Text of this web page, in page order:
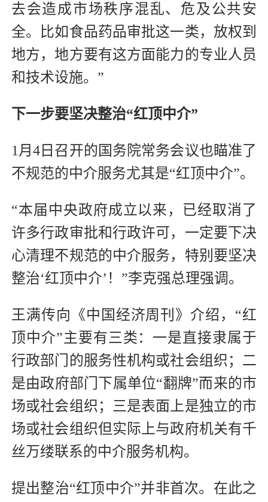
去会造成市场秩序混乱、危及公共安
全。比如食品药品审批这一类，放权到
地方，地方要有这方面能力的专业人员
和技术设施。”
下一步要坚决整治“红顶中介”
1月4日召开的国务院常务会议也瞄准了
不规范的中介服务尤其是“红顶中介”。
“本届中央政府成立以来，已经取消了
许多行政审批和行政许可，一定要下决
心清理不规范的中介服务，特别要坚决
整治‘红顶中介’！”李克强总理强调。
王满传向《中国经济周刊》介绍，“红
顶中介”主要有三类：一是直接隶属于
行政部门的服务性机构或社会组织；二
是由政府部门下属单位“翻牌”而来的市
场或社会组织；三是表面上是独立的市
场或社会组织但实际上与政府机关有千
丝万缕联系的中介服务机构。
提出整治“红顶中介”并非首次。在此之